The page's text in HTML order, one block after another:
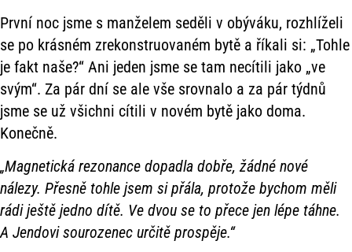
První noc jsme s manželem seděli v obýváku, rozhlíželi
se po krásném zrekonstruovaném bytě a říkali si: „Tohle
je fakt naše?“ Ani jeden jsme se tam necítili jako „ve
svým“. Za pár dní se ale vše srovnalo a za pár týdnů
jsme se už všichni cítili v novém bytě jako doma.
Konečně.
„Magnetická rezonance dopadla dobře, žádné nové
nálezy. Přesně tohle jsem si přála, protože bychom měli
rádi ještě jedno dítě. Ve dvou se to přece jen lépe táhne.
A Jendovi sourozenec určitě prospěje.“